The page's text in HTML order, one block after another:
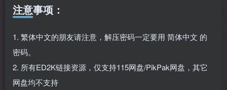
注意事项：
1. 繁体中文的朋友请注意，解压密码一定要用 简体中文 的
密码。
2. 所有ED2K链接资源，仅支持115网盘/PikPak网盘，其它
网盘均不支持